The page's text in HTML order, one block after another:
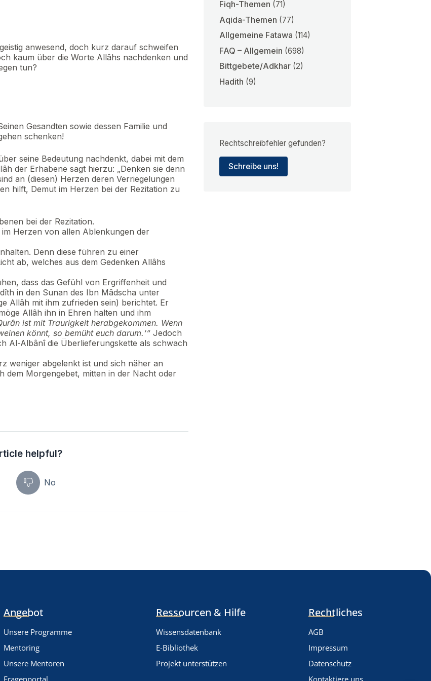
anwesend, doch kurz darauf schweifen
kaum über die Worte Allâhs nachdenken und
tun?
Gesandten sowie dessen Familie und
schenken!
seine Bedeutung nachdenkt, dabei mit dem
der Erhabene sagt hierzu: „Denken sie denn
an (diesen) Herzen deren Verriegelungen
hilft, Demut im Herzen bei der Rezitation zu
bei der Rezitation.
Herzen von allen Ablenkungen der
Denn diese führen zu einer
ab, welches aus dem Gedenken Allâhs
dass das Gefühl von Ergriffenheit und
in den Sunan des Ibn Mâdscha unter
Allâh mit ihm zufrieden sein) berichtet. Er
Allâh ihn in Ehren halten und ihm
ist mit Traurigkeit herabgekommen. Wenn
könnt, so bemüht euch darum.‘“Jedoch
Al-Albânî die Überlieferungskette als schwach
weniger abgelenkt ist und sich näher an
dem Morgengebet, mitten in der Nacht oder
helpful?
No
Fiqh-Themen (71)
Aqida-Themen (77)
Allgemeine Fatawa (114)
FAQ – Allgemein (698)
Bittgebete/Adkhar(2)
Hadith (9)
Rechtschreibfehler gefunden?
Schreibe uns!
Angebot
Unsere Programme
Mentoring
Unsere Mentoren
Ressourcen & Hilfe
Wissensdatenbank
E-Bibliothek
Projekt unterstützen
Rechtliches
AGB
Impressum
Datenschutz